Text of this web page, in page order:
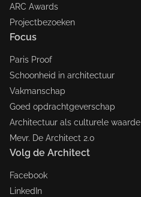
ARC Awards
Projectbezoeken
Focus
Paris Proof
Schoonheid in architectuur
Vakmanschap
Goed opdrachtgeverschap
Architectuur als culturele waarde
Mevr. De Architect 2.0
Volg de Architect
Facebook
LinkedIn